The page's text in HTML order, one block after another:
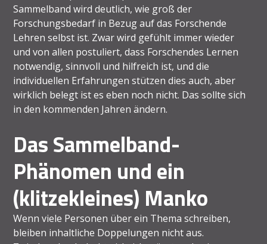
Sammelband wird deutlich, wie groß der
Forschungsbedarf in Bezug auf das Forschende
Lehren selbst ist. Zwar wird gefühlt immer wieder
und von allen postuliert, dass Forschendes Lernen
notwendig, sinnvoll und hilfreich ist, und die
individuellen Erfahrungen stützen dies auch, aber
wirklich belegt ist es eben noch nicht. Das sollte sich
in den kommenden Jahren ändern.
Das Sammelband-
Phänomen und ein
(klitzekleines) Manko
Wenn viele Personen über ein Thema schreiben,
bleiben inhaltliche Doppelungen nicht aus.